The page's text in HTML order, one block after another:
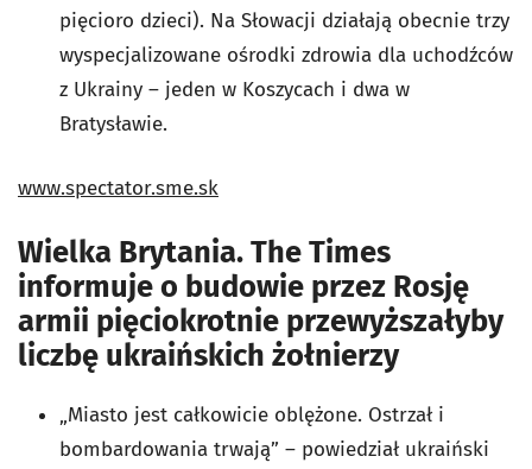
pięcioro dzieci). Na Słowacji działają obecnie trzy
wyspecjalizowane ośrodki zdrowia dla uchodźców
z Ukrainy – jeden w Koszycach i dwa w
Bratysławie.
www.spectator.sme.sk
Wielka Brytania. The Times
informuje o budowie przez Rosję
armii pięciokrotnie przewyższałyby
liczbę ukraińskich żołnierzy
„Miasto jest całkowicie oblężone. Ostrzał i
bombardowania trwają” – powiedział ukraiński